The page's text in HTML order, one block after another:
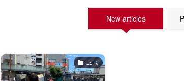
New articles
ﾆｭｰｽ